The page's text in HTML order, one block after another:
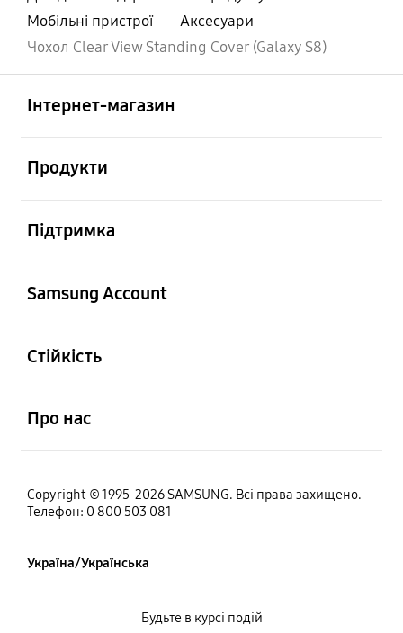
Мобільні пристрої
Аксесуари
Чохол Clear View Standing Cover (Galaxy S8)
Інтернет-магазин
Продукти
Підтримка
Samsung Account
Стійкість
Про нас
Copyright © 1995-2026 SAMSUNG. Всі права захищено.
Телефон: 0 800 503 081
Україна/Українська
Будьте в курсі подій